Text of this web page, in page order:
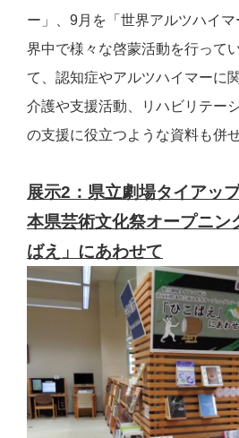
ー」、9月を「世界アルツハイ
界中で様々な啓蒙活動を行って
て、認知症やアルツハイマーに
介護や支援活動、リハビリテー
の支援に役立つような資料も併
展示2：県立劇場タイアッ
本県芸術文化祭オープニン
ばえ」にあわせて